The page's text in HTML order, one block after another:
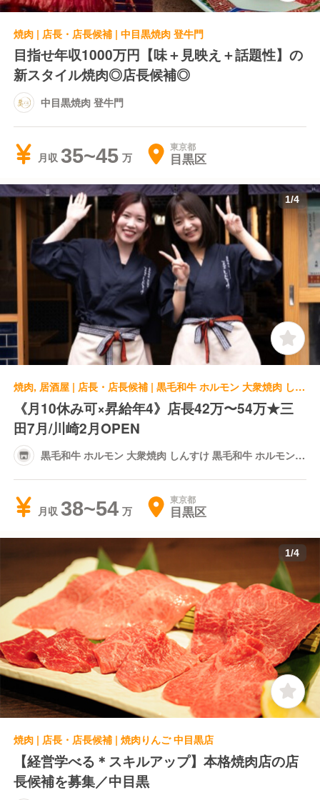
焼肉 | 店長・店長候補 | 中目黒焼肉 登牛門
目指せ年収1000万円【味＋見映え＋話題性】の
新スタイル焼肉◎店長候補◎
中目黒焼肉 登牛門
月収 35~45 東京都
目黒区
1/4
焼肉, 居酒屋 | 店長・店長候補 | 黒毛和牛 ホルモン 大衆焼肉 しんすけ 黒毛和牛 ホルモン 大衆焼肉 しんすけ 不動前新店
《月10休み可×昇給年4》店長42万〜54万★三
田7月/川崎2月OPEN
黒毛和牛 ホルモン 大衆焼肉 しんすけ 黒毛和牛 ホルモン
月収 38~54 東京都
目黒区
1/4
焼肉 | 店長・店長候補 | 焼肉りんご 中目黒店
【経営学べる＊スキルアップ】本格焼肉店の店
長候補を募集／中目黒